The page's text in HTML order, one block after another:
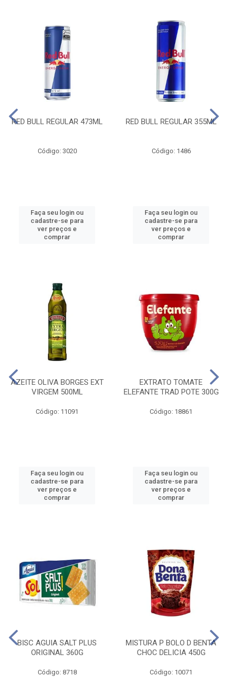
RED BULL REGULAR 473ML
Código: 3020
Faça seu login ou
cadastre-se para
ver preços e
comprar
RED BULL REGULAR 355ML
Código: 1486
Faça seu login ou
cadastre-se para
ver preços e
comprar
AZEITE OLIVA BORGES EXT
VIRGEM 500ML
Código: 11091
Faça seu login ou
cadastre-se para
ver preços e
comprar
EXTRATO TOMATE
ELEFANTE TRAD POTE 300G
Código: 18861
Faça seu login ou
cadastre-se para
ver preços e
comprar
BISC AGUIA SALT PLUS
ORIGINAL 360G
Código: 8718
MISTURA P BOLO D BENTA
CHOC DELICIA 450G
Código: 10071